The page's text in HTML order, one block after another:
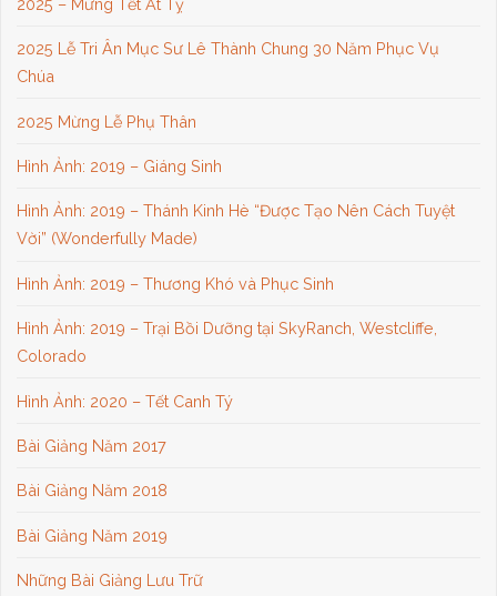
2025 – Mừng Tết Ất Tỵ
2025 Lễ Tri Ân Mục Sư Lê Thành Chung 30 Năm Phục Vụ
Chúa
2025 Mừng Lễ Phụ Thân
Hình Ảnh: 2019 – Giáng Sinh
Hình Ảnh: 2019 – Thánh Kinh Hè “Được Tạo Nên Cách Tuyệt
Vời” (Wonderfully Made)
Hình Ảnh: 2019 – Thương Khó và Phục Sinh
Hình Ảnh: 2019 – Trại Bồi Dưỡng tại SkyRanch, Westcliffe,
Colorado
Hình Ảnh: 2020 – Tết Canh Tý
Bài Giảng Năm 2017
Bài Giảng Năm 2018
Bài Giảng Năm 2019
Những Bài Giảng Lưu Trữ